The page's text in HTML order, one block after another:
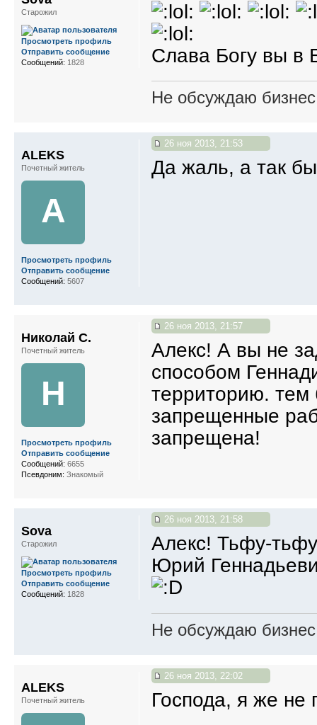
Слава Богу вы в
Не обсуждаю
Старожил
Просмотреть профиль
Отправить сообщение
Сообщений: 1828
26 ноя 2013, 21:53
Да жаль, а так
ALEKS
Почетный житель
A
Просмотреть профиль
Отправить сообщение
Сообщений: 5607
26 ноя 2013, 21:57
Алекс! А вы не
способом
территорию. тем
запрещенные
запрещена!
Николай С.
Почетный житель
Н
Просмотреть профиль
Отправить сообщение
Сообщений: 6655
Псевдоним: Знакомый
26 ноя 2013, 21:58
Алекс! Тьфу-
Юрий
Не обсуждаю
Sova
Старожил
Просмотреть профиль
Отправить сообщение
Сообщений: 1828
26 ноя 2013, 22:02
Господа, я же не
ALEKS
Почетный житель